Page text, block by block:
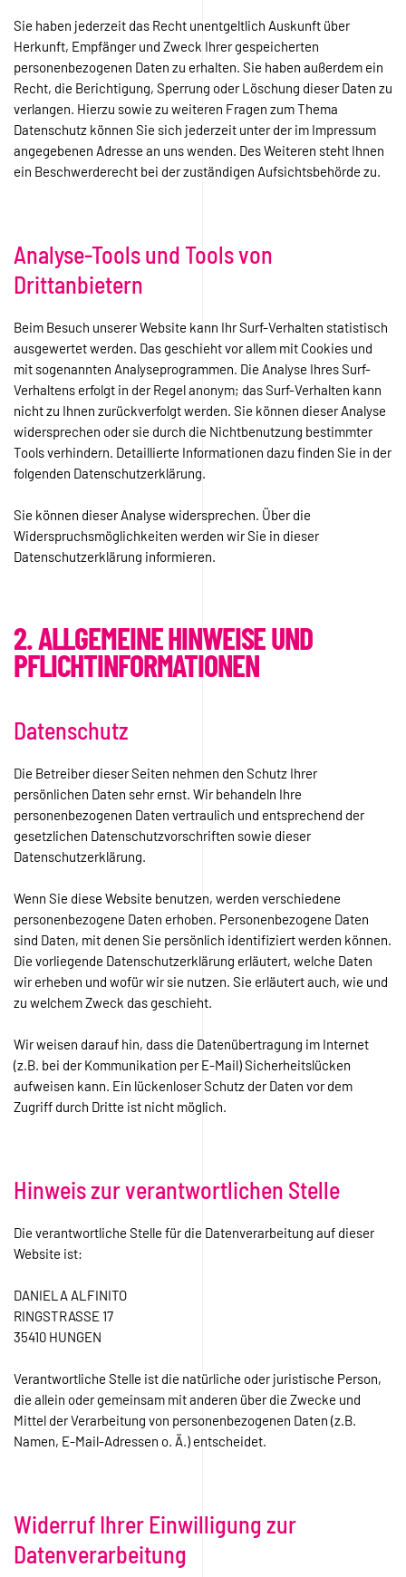
Sie haben jederzeit das Recht unentgeltlich Auskunft über
Herkunft, Empfänger und Zweck Ihrer gespeicherten
personenbezogenen Daten zu erhalten. Sie haben außerdem ein
Recht, die Berichtigung, Sperrung oder Löschung dieser Daten zu
verlangen. Hierzu sowie zu weiteren Fragen zum Thema
Datenschutz können Sie sich jederzeit unter der im Impressum
angegebenen Adresse an uns wenden. Des Weiteren steht Ihnen
ein Beschwerderecht bei der zuständigen Aufsichtsbehörde zu.
Analyse-Tools und Tools von
Drittanbietern
Beim Besuch unserer Website kann Ihr Surf-Verhalten statistisch
ausgewertet werden. Das geschieht vor allem mit Cookies und
mit sogenannten Analyseprogrammen. Die Analyse Ihres Surf-
Verhaltens erfolgt in der Regel anonym; das Surf-Verhalten kann
nicht zu Ihnen zurückverfolgt werden. Sie können dieser Analyse
widersprechen oder sie durch die Nichtbenutzung bestimmter
Tools verhindern. Detaillierte Informationen dazu finden Sie in der
folgenden Datenschutzerklärung.
Sie können dieser Analyse widersprechen. Über die
Widerspruchsmöglichkeiten werden wir Sie in dieser
Datenschutzerklärung informieren.
2. ALLGEMEINE HINWEISE UND
PFLICHTINFORMATIONEN
Datenschutz
Die Betreiber dieser Seiten nehmen den Schutz Ihrer
persönlichen Daten sehr ernst. Wir behandeln Ihre
personenbezogenen Daten vertraulich und entsprechend der
gesetzlichen Datenschutzvorschriften sowie dieser
Datenschutzerklärung.
Wenn Sie diese Website benutzen, werden verschiedene
personenbezogene Daten erhoben. Personenbezogene Daten
sind Daten, mit denen Sie persönlich identifiziert werden können.
Die vorliegende Datenschutzerklärung erläutert, welche Daten
wir erheben und wofür wir sie nutzen. Sie erläutert auch, wie und
zu welchem Zweck das geschieht.
Wir weisen darauf hin, dass die Datenübertragung im Internet
(z.B. bei der Kommunikation per E-Mail) Sicherheitslücken
aufweisen kann. Ein lückenloser Schutz der Daten vor dem
Zugriff durch Dritte ist nicht möglich.
Hinweis zur verantwortlichen Stelle
Die verantwortliche Stelle für die Datenverarbeitung auf dieser
Website ist:
DANIELA ALFINITO
RINGSTRASSE 17
35410 HUNGEN
Verantwortliche Stelle ist die natürliche oder juristische Person,
die allein oder gemeinsam mit anderen über die Zwecke und
Mittel der Verarbeitung von personenbezogenen Daten (z.B.
Namen, E-Mail-Adressen o. Ä.) entscheidet.
Widerruf Ihrer Einwilligung zur
Datenverarbeitung